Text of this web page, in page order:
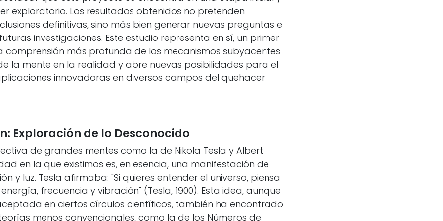
exploratorio. Los resultados obtenidos no pretenden
definitivas, sino más bien generar nuevas preguntas e
investigaciones. Este estudio representa en sí, un primer
comprensión más profunda de los mecanismos subyacentes
la mente en la realidad y abre nuevas posibilidades para el
innovadoras en diversos campos del quehacer
Exploración de lo Desconocido
de grandes mentes como la de Nikola Tesla y Albert
en la que existimos es, en esencia, una manifestación de
y luz. Tesla afirmaba: "Si quieres entender el universo, piensa
frecuencia y vibración" (Tesla, 1900). Esta idea, aunque
en ciertos círculos científicos, también ha encontrado
menos convencionales, como la de los Números de